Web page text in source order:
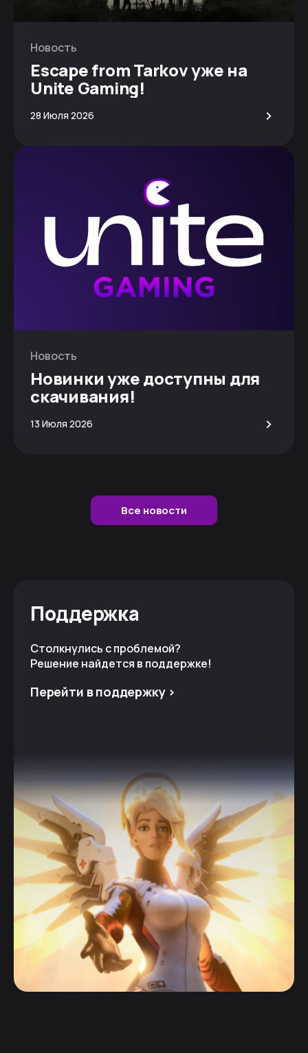
Новость
Escape from Tarkov уже на
Unite Gaming!
28 Июля 2026 >
Новость
Новинки уже доступны для
скачивания!
13 Июля 2026 >
Все новости
Поддержка
Столкнулись с проблемой?
Решение найдется в поддержке!
Перейти в поддержку >